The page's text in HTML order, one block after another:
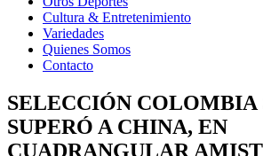
Cultura & Entretenimiento
Variedades
Quienes Somos
Contacto
SELECCIÓN COLOMBIA
SUPERÓ A CHINA, EN
CUADRANGULAR